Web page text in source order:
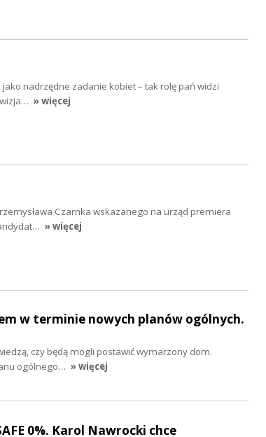
nadrzędne zadanie kobiet – tak rolę pań widzi
» więcej
Czarnka wskazanego na urząd premiera
» więcej
w terminie nowych planów ogólnych.
czy będą mogli postawić wymarzony dom.
ogólnego… » więcej
0%. Karol Nawrocki chce